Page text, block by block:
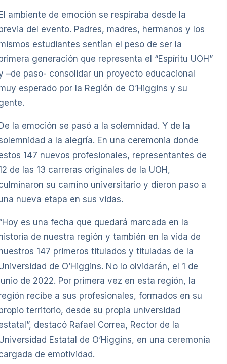
ambiente de emoción se respiraba desde la
del evento. Padres, madres, hermanos y los
estudiantes sentían el peso de ser la
generación que representa el “Espíritu UOH”
–de paso- consolidar un proyecto educacional
esperado por la Región de O’Higgins y su
la emoción se pasó a la solemnidad. Y de la
a la alegría. En una ceremonia donde
147 nuevos profesionales, representantes de
de las 13 carreras originales de la UOH,
su camino universitario y dieron paso a
nueva etapa en sus vidas.
es una fecha que quedará marcada en la
de nuestra región y también en la vida de
147 primeros titulados y tituladas de la
de O’Higgins. No lo olvidarán, el 1 de
de 2022. Por primera vez en esta región, la
recibe a sus profesionales, formados en su
territorio, desde su propia universidad
destacó Rafael Correa, Rector de la
Estatal de O’Higgins, en una ceremonia
de emotividad.